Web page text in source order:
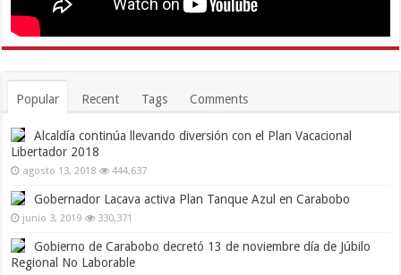
Popular Recent Tags Comments
Alcaldía continúa llevando diversión con el Plan Vacacional
Libertador 2018
agosto 13, 2018 444,637
Gobernador Lacava activa Plan Tanque Azul en Carabobo
junio 3, 2019 330,371
Gobierno de Carabobo decretó 13 de noviembre día de Júbilo
Regional No Laborable